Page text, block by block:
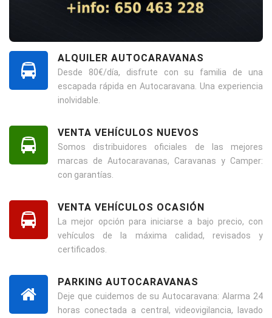
ALQUILER AUTOCARAVANAS
Desde 80€/día, disfrute con su familia de una
escapada rápida en Autocaravana. Una experiencia
inolvidable.
VENTA VEHÍCULOS NUEVOS
Somos distribuidores oficiales de las mejores
marcas de Autocaravanas, Caravanas y Camper:
con garantías.
VENTA VEHÍCULOS OCASIÓN
La mejor opción para iniciarse a bajo precio, con
vehículos de la máxima calidad, revisados y
certificados.
PARKING AUTOCARAVANAS
Deje que cuidemos de su Autocaravana: Alarma 24
horas conectada a central, videovigilancia, lavado